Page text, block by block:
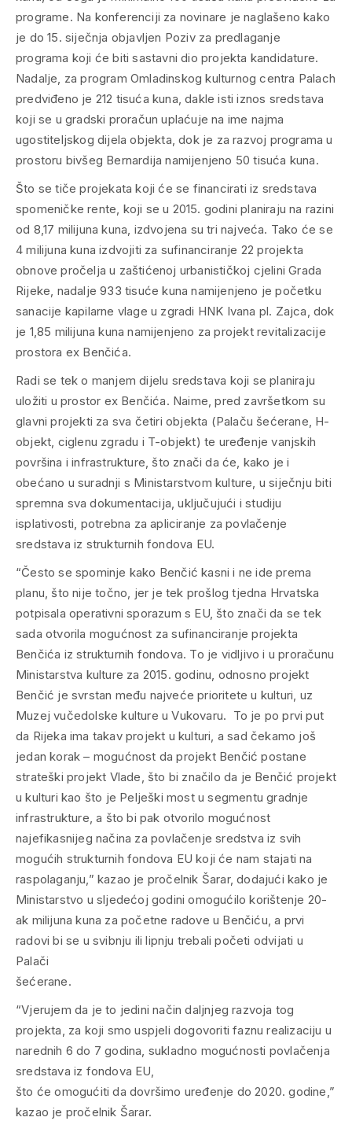
programe. Na konferenciji za novinare je naglašeno kako
je do 15. siječnja objavljen Poziv za predlaganje
programa koji će biti sastavni dio projekta kandidature.
Nadalje, za program Omladinskog kulturnog centra Palach
predviđeno je 212 tisuća kuna, dakle isti iznos sredstava
koji se u gradski proračun uplaćuje na ime najma
ugostiteljskog dijela objekta, dok je za razvoj programa u
prostoru bivšeg Bernardija namijenjeno 50 tisuća kuna.
Što se tiče projekata koji će se financirati iz sredstava
spomeničke rente, koji se u 2015. godini planiraju na razini
od 8,17 milijuna kuna, izdvojena su tri najveća. Tako će se
4 milijuna kuna izdvojiti za sufinanciranje 22 projekta
obnove pročelja u zaštićenoj urbanističkoj cjelini Grada
Rijeke, nadalje 933 tisuće kuna namijenjeno je početku
sanacije kapilarne vlage u zgradi HNK Ivana pl. Zajca, dok
je 1,85 milijuna kuna namijenjeno za projekt revitalizacije
prostora ex Benčića.
Radi se tek o manjem dijelu sredstava koji se planiraju
uložiti u prostor ex Benčića. Naime, pred završetkom su
glavni projekti za sva četiri objekta (Palaču šećerane, H-
objekt, ciglenu zgradu i T-objekt) te uređenje vanjskih
površina i infrastrukture, što znači da će, kako je i
obećano u suradnji s Ministarstvom kulture, u siječnju biti
spremna sva dokumentacija, uključujući i studiju
isplativosti, potrebna za apliciranje za povlačenje
sredstava iz strukturnih fondova EU.
“Često se spominje kako Benčić kasni i ne ide prema
planu, što nije točno, jer je tek prošlog tjedna Hrvatska
potpisala operativni sporazum s EU, što znači da se tek
sada otvorila mogućnost za sufinanciranje projekta
Benčića iz strukturnih fondova. To je vidljivo i u proračunu
Ministarstva kulture za 2015. godinu, odnosno projekt
Benčić je svrstan među najveće prioritete u kulturi, uz
Muzej vučedolske kulture u Vukovaru. To je po prvi put
da Rijeka ima takav projekt u kulturi, a sad čekamo još
jedan korak – mogućnost da projekt Benčić postane
strateški projekt Vlade, što bi značilo da je Benčić projekt
u kulturi kao što je Pelješki most u segmentu gradnje
infrastrukture, a što bi pak otvorilo mogućnost
najefikasnijeg načina za povlačenje sredstva iz svih
mogućih strukturnih fondova EU koji će nam stajati na
raspolaganju,” kazao je pročelnik Šarar, dodajući kako je
Ministarstvo u sljedećoj godini omogućilo korištenje 20-
ak milijuna kuna za početne radove u Benčiću, a prvi
radovi bi se u svibnju ili lipnju trebali početi odvijati u
Palači
šećerane.
“Vjerujem da je to jedini način daljnjeg razvoja tog
projekta, za koji smo uspjeli dogovoriti faznu realizaciju u
narednih 6 do 7 godina, sukladno mogućnosti povlačenja
sredstava iz fondova EU,
što će omogućiti da dovršimo uređenje do 2020. godine,”
kazao je pročelnik Šarar.